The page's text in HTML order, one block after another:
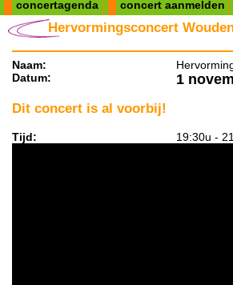
concertagenda concert aanmelden
Hervormingsconcert
Naam:
Datum:
1
Dit concert is al voorbij!
Tijd: 19:30u -